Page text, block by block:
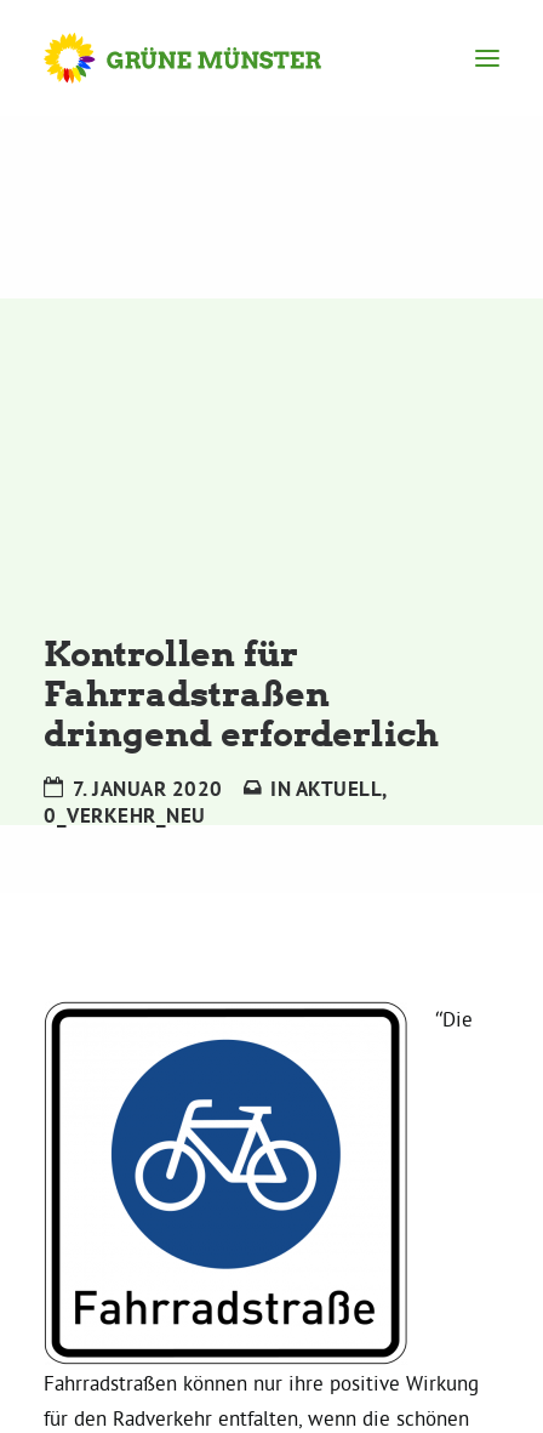
Grünes Zentrum
Personen
Sylvia Rietenberg, MdB
Robin Korte, MdL
Daniel Freund, MdEP
Grüne im Rathaus
Ratsfraktion
Kontrollen für
Fahrradstraßen
dringend erforderlich
7. JANUAR 2020 INAKTUELL,
0_VERKEHR_NEU
“Die
Fahrradstraßen können nur ihre positive Wirkung
für den Radverkehr entfalten, wenn die schönen